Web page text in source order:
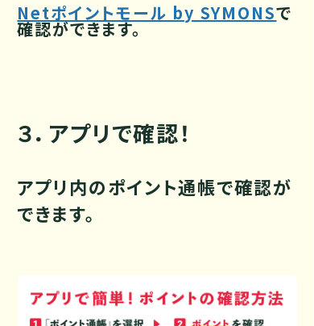
Netポイントモール by SYMONSで
確認ができます。
３．アプリで確認！
アプリ内のポイント通帳で確認が
できます。